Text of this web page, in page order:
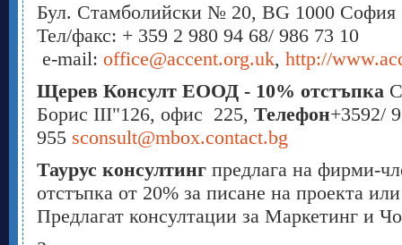
Бул. Стамболийски № 20, BG 1000 София
Тел/факс: + 359 2 980 94 68/ 986 73 10
e-mail: office@accent.org.uk, http://
Щерев Консулт ЕООД - 10% отстъпка
Борис III"126, офис 225, Телефон+3592/
955 sconsult@mbox.contact.bg
Таурус консултинг предлага на фирми-
отстъпка от 20% за писане на проекта
Предлагат консултации за Маркетинг и